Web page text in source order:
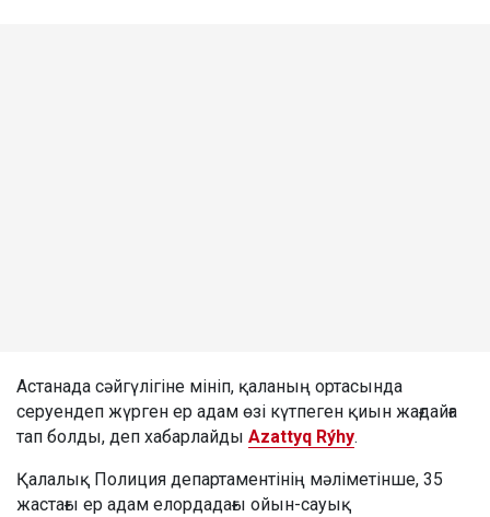
Астанада сәйгүлігіне мініп, қаланың ортасында
серуендеп жүрген ер адам өзі күтпеген қиын жағдайға
тап болды, деп хабарлайды Azattyq Rýhy.
Қалалық Полиция департаментінің мәліметінше, 35
жастағы ер адам елордадағы ойын-сауық